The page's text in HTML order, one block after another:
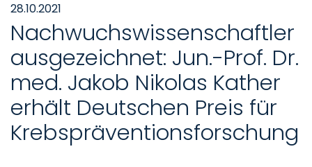
28.10.2021
Nachwuchswissenschaftler
ausgezeichnet: Jun.-Prof. Dr.
med. Jakob Nikolas Kather
erhält Deutschen Preis für
Krebspräventionsforschung